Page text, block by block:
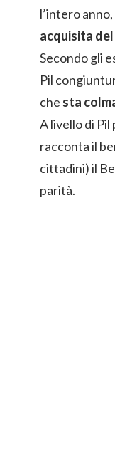
l’intero anno,
acquisita
Secondo gli
Pil
che sta
A livello di Pil
racconta il
cittadini) il
parità.